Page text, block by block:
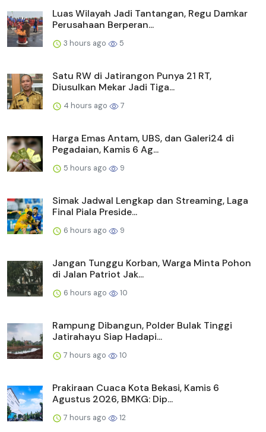
Luas Wilayah Jadi Tantangan, Regu Damkar
Perusahaan Berperan...
3 hours ago 5
Satu RW di Jatirangon Punya 21 RT,
Diusulkan Mekar Jadi Tiga...
4 hours ago 7
Harga Emas Antam, UBS, dan Galeri24 di
Pegadaian, Kamis 6 Ag...
5 hours ago 9
Simak Jadwal Lengkap dan Streaming, Laga
Final Piala Preside...
6 hours ago 9
Jangan Tunggu Korban, Warga Minta Pohon
di Jalan Patriot Jak...
6 hours ago 10
Rampung Dibangun, Polder Bulak Tinggi
Jatirahayu Siap Hadapi...
7 hours ago 10
Prakiraan Cuaca Kota Bekasi, Kamis 6
Agustus 2026, BMKG: Dip...
7 hours ago 12